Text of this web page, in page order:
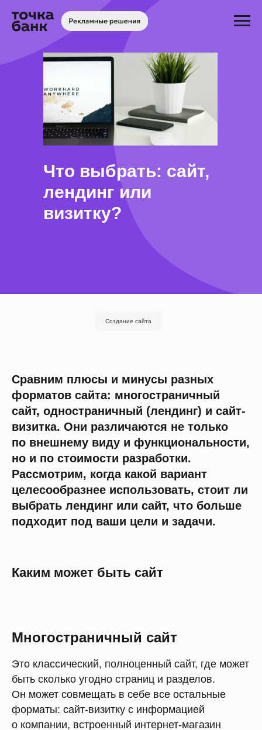
Что выбрать: сайт,
лендинг или
визитку?
Создание сайта
Сравним плюсы и минусы разных
форматов сайта: многостраничный
сайт, одностраничный (лендинг) и сайт-
визитка. Они различаются не только
по внешнему виду и функциональности,
но и по стоимости разработки.
Рассмотрим, когда какой вариант
целесообразнее использовать, стоит ли
выбрать лендинг или сайт, что больше
подходит под ваши цели и задачи.
Каким может быть сайт
Многостраничный сайт
Это классический, полноценный сайт, где может
быть сколько угодно страниц и разделов.
Он может совмещать в себе все остальные
форматы: сайт-визитку с информацией
о компании, встроенный интернет-магазин